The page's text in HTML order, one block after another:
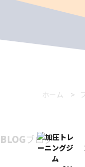
ホーム
BLOGブログ